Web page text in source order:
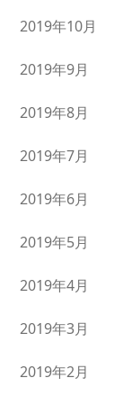
2019年10月
2019年9月
2019年8月
2019年7月
2019年6月
2019年5月
2019年4月
2019年3月
2019年2月